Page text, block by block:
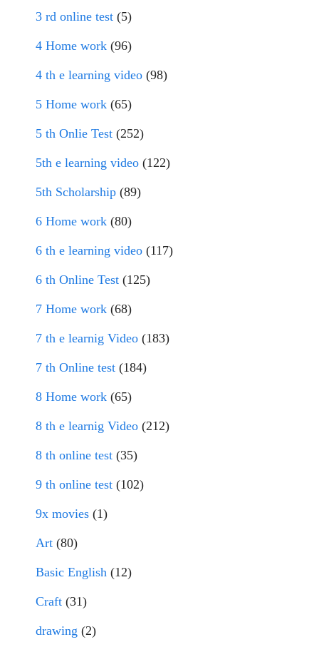
3 rd online test (5)
4 Home work (96)
4 th e learning video (98)
5 Home work (65)
5 th Onlie Test (252)
5th e learning video (122)
5th Scholarship (89)
6 Home work (80)
6 th e learning video (117)
6 th Online Test (125)
7 Home work (68)
7 th e learnig Video (183)
7 th Online test (184)
8 Home work (65)
8 th e learnig Video (212)
8 th online test (35)
9 th online test (102)
9x movies (1)
Art (80)
Basic English (12)
Craft (31)
drawing (2)